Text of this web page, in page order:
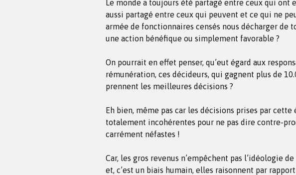
Le monde a toujours été partagé entre ceux qui ont
aussi partagé entre ceux qui peuvent et ce qui ne
armée de fonctionnaires censés nous décharger de
une action bénéfique ou simplement favorable ?
On pourrait en effet penser, qu’eut égard aux
rémunération, ces décideurs, qui gagnent plus de
prennent les meilleures décisions ?
Eh bien, même pas car les décisions prises par
totalement incohérentes pour ne pas dire contre-
carrément néfastes !
Car, les gros revenus n’empêchent pas l’idéologie
et, c’est un biais humain, elles raisonnent par